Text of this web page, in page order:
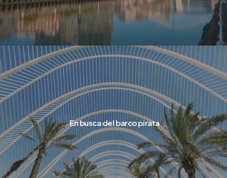
En busca del barco pirata